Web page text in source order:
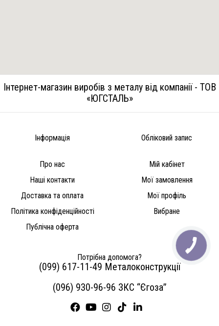
Інтернет-магазин виробів з металу від компанії - ТОВ
«ЮГСТАЛЬ»
Інформація
Про нас
Наші контакти
Доставка та оплата
Політика конфіденційності
Публічна оферта
Обліковий запис
Мій кабінет
Мої замовлення
Мої профіль
Вибране
Потрібна допомога?
(099) 617-11-49 Металоконструкції
(096) 930-96-96 ЗКС “Єгоза”